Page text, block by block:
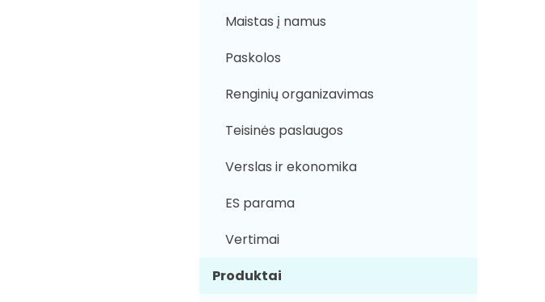
Maistas į namus
Paskolos
Renginių organizavimas
Teisinės paslaugos
Verslas ir ekonomika
ES parama
Vertimai
Produktai